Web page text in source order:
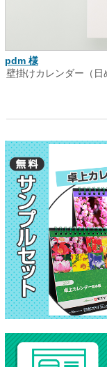
pdm 様
壁掛けカレンダー（日